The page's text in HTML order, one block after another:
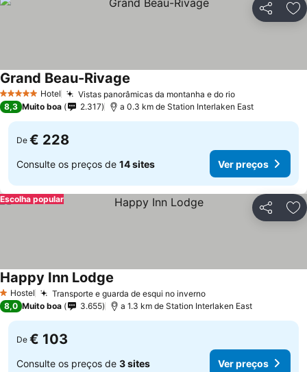
Partilhar
5 Estrelas Hotel Vistas panorâmicas da montanha e do rio
Grand Beau-Rivage
8,3 Muito boa 2.317 a 0.3 km de Station Interlaken East
De € 228
Consulte os preços de 14 sites Ver preços
Partilhar
Escolha popular
1 Estrelas
Hostel Transporte e guarda de esqui no inverno
Happy Inn Lodge
8,0 Muito boa 3.655 a 1.3 km de Station Interlaken East
De € 103
Consulte os preços de 3 sites Ver preços